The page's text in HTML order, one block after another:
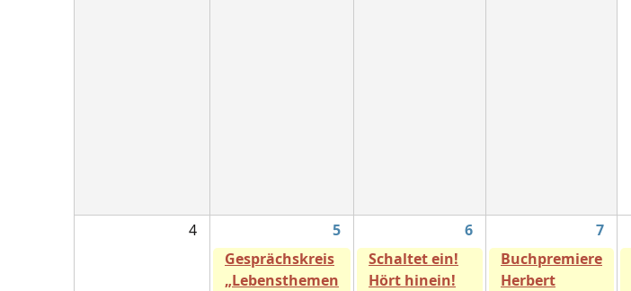
4 5 6 7
Gesprächskreis
„Lebensthemen
Schaltet ein!
Hört hinein!
Buchpremiere
Herbert